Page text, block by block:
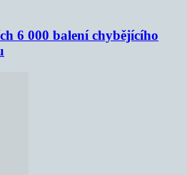
6 000 balení chybějícího